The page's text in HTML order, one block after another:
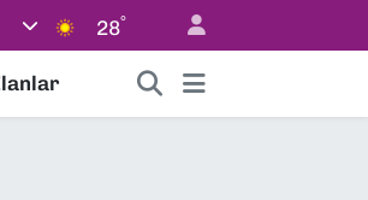
28°